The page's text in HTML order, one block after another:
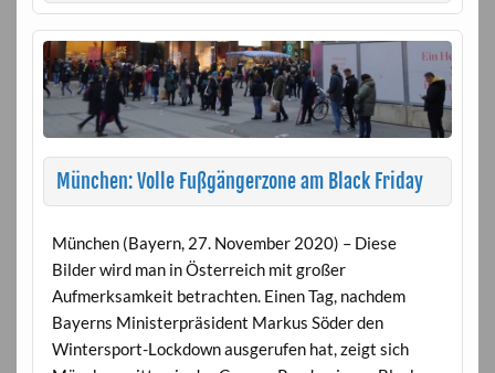
München: Volle Fußgängerzone am Black Friday
München (Bayern, 27. November 2020) – Diese
Bilder wird man in Österreich mit großer
Aufmerksamkeit betrachten. Einen Tag, nachdem
Bayerns Ministerpräsident Markus Söder den
Wintersport-Lockdown ausgerufen hat, zeigt sich